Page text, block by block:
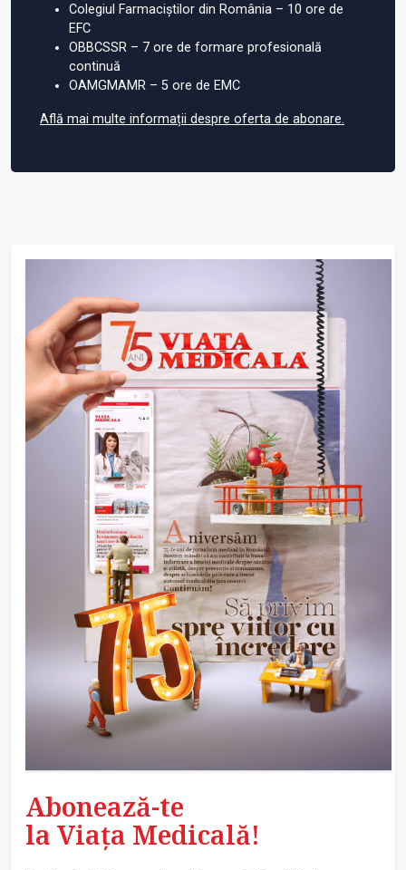
Colegiul Farmaciștilor din România – 10 ore de
EFC
OBBCSSR – 7 ore de formare profesională
continuă
OAMGMAMR – 5 ore de EMC
Află mai multe informații despre oferta de abonare.
Abonează-te
la Viața Medicală!